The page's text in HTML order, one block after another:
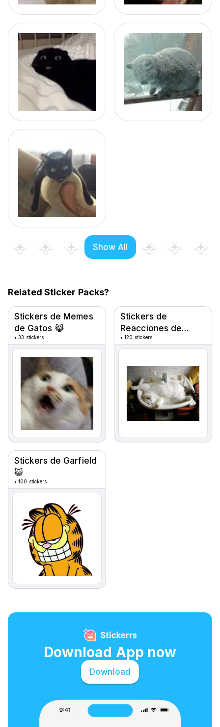
Show All
Related Sticker Packs?
Stickers de Memes
de Gatos 😹
•33 stickers
Stickers de
Reacciones de
Gatos 🐾
•120 stickers
Stickers de Garfield
😺
•100 stickers
Download App now
Download